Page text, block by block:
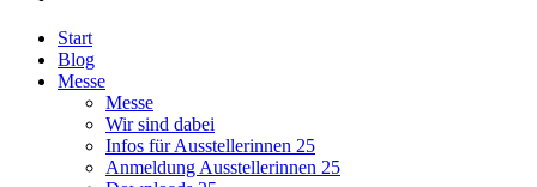
Start
Blog
Messe
Messe
Wir sind dabei
Infos für Ausstellerinnen 25
Anmeldung Ausstellerinnen 25